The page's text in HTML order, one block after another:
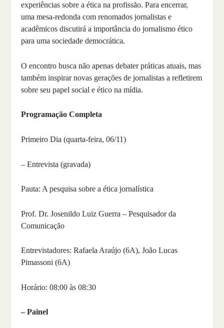
experiências sobre a ética na profissão. Para encerrar,
uma mesa-redonda com renomados jornalistas e
acadêmicos discutirá a importância do jornalismo ético
para uma sociedade democrática.
O encontro busca não apenas debater práticas atuais, mas
também inspirar novas gerações de jornalistas a refletirem
sobre seu papel social e ético na mídia.
Programação Completa
Primeiro Dia (quarta-feira, 06/11)
– Entrevista (gravada)
Pauta: A pesquisa sobre a ética jornalística
Prof. Dr. Josenildo Luiz Guerra – Pesquisador da
Comunicação
Entrevistadores: Rafaela Araújo (6A), João Lucas
Pimassoni (6A)
Horário: 08:00 às 08:30
– Painel